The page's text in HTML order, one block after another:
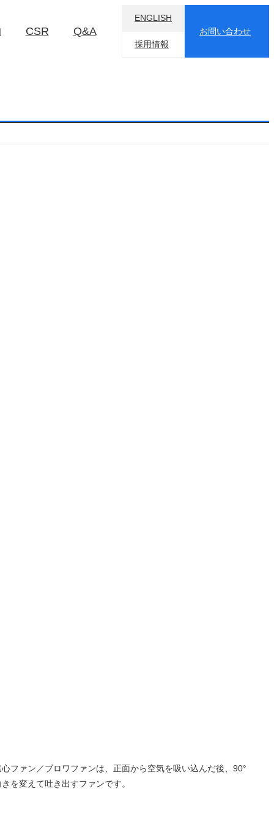
CSR Q&A
ENGLISH
採用情報
お問い合わせ
心ファン／ブロワファンは、正面から空気を吸い込んだ後、90°
きを変えて吐き出すファンです。